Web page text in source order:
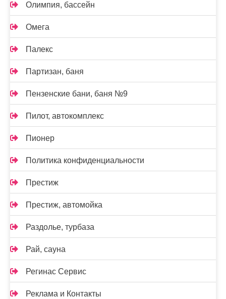
Олимпия, бассейн
Омега
Палекс
Партизан, баня
Пензенские бани, баня №9
Пилот, автокомплекс
Пионер
Политика конфиденциальности
Престиж
Престиж, автомойка
Раздолье, турбаза
Рай, сауна
Регинас Сервис
Реклама и Контакты